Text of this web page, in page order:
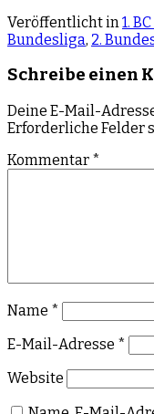
Veröffentlicht in 1.
Bundesliga, 2.
Schreibe einen
Deine E-Mail-
Erforderliche Felder
Kommentar *
Name *
E-Mail-Adresse *
Website